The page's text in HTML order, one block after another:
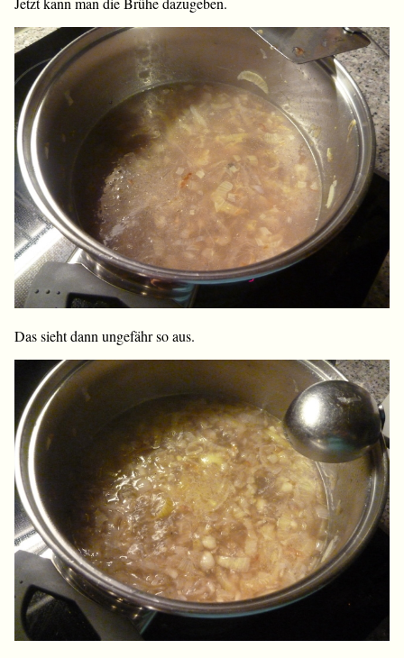
Das sieht dann ungefähr so aus.